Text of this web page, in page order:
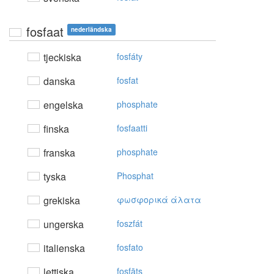
fosfaat nederländska
tjeckiska fosfáty
danska fosfat
engelska phosphate
finska fosfaatti
franska phosphate
tyska Phosphat
grekiska φωσφoρικά άλατα
ungerska foszfát
italienska fosfato
fosfāts